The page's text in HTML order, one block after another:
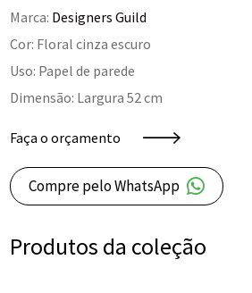
Marca: Designers Guild
Cor: Floral cinza escuro
Uso: Papel de parede
Dimensão: Largura 52 cm
Faça o orçamento
Compre pelo WhatsApp
Produtos da coleção